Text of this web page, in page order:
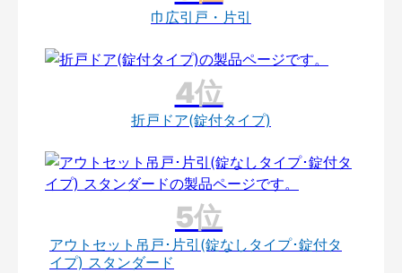
巾広引戸・片引
折戸ドア(錠付タイプ)
アウトセット吊戸･片引(錠なしタイプ･錠付タ
イプ) スタンダード